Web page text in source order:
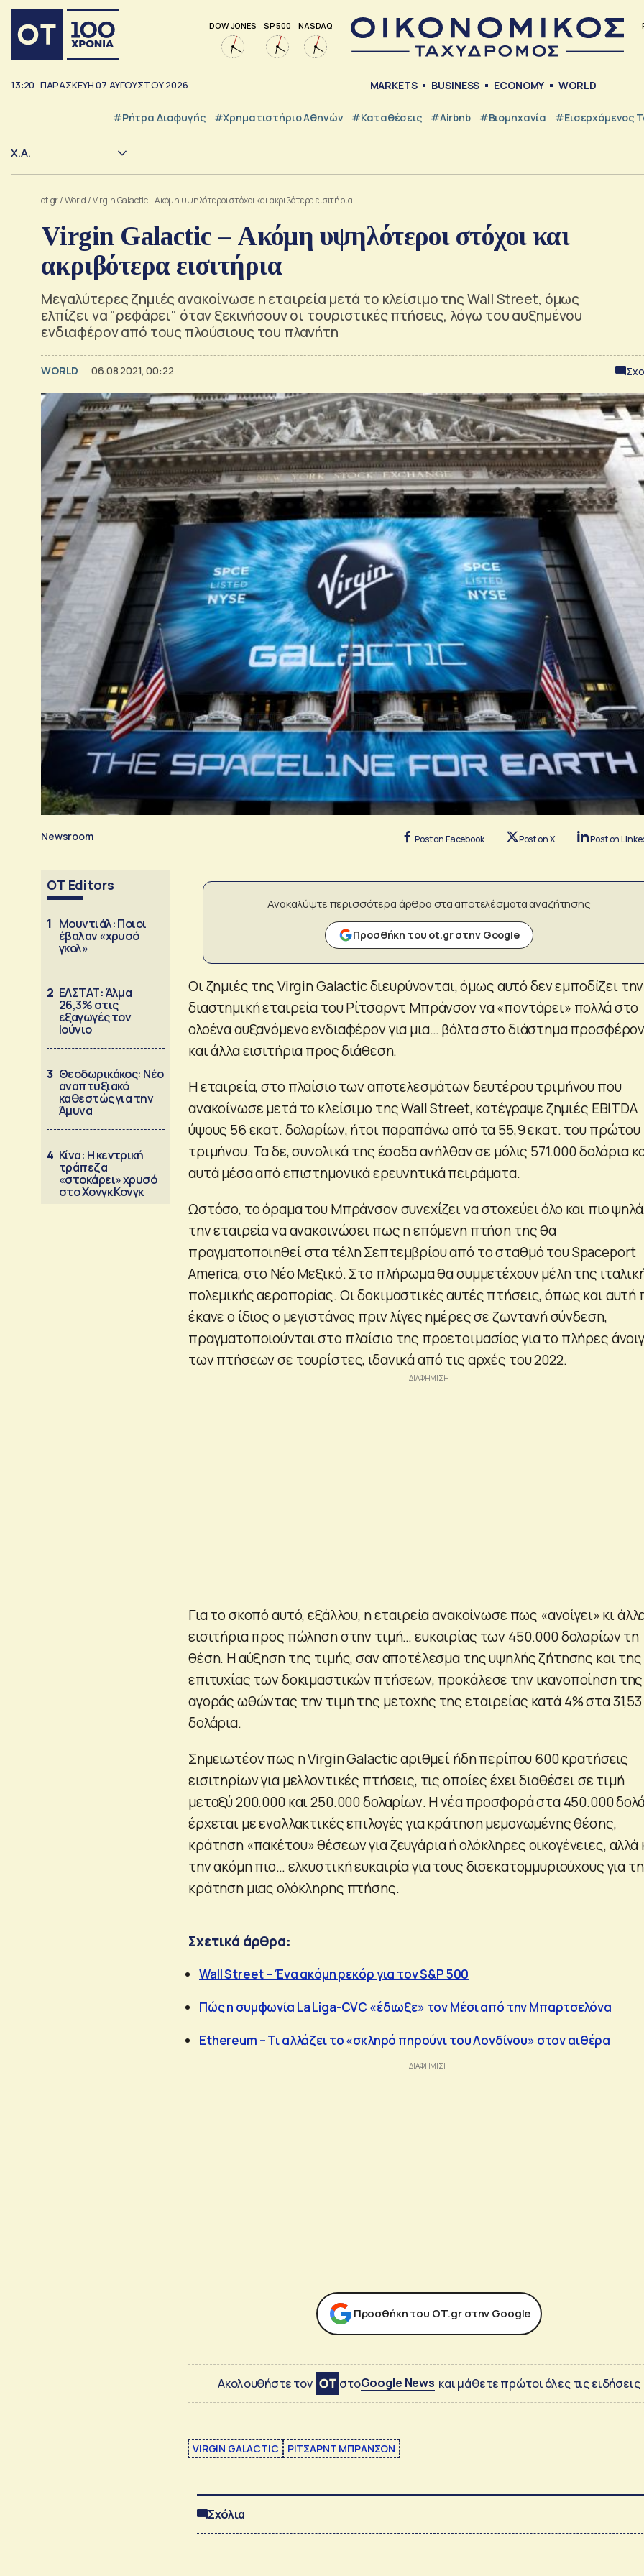
DOW JONES SP 500 NASDAQ
13:20 ΠΑΡΑΣΚΕΥΗ07 ΑΥΓΟΥΣΤΟΥ2026 MARKETS BUSINESS ECONOMY WORLD
#ρήτρα Διαφυγής #Χρηματιστήριο Αθηνών #Καταθέσεις #Airbnb #Βιομηχανία #εισερχόμενος
Χ.Α.
ot.gr/World /Virgin Galactic – Ακόμη υψηλότεροι στόχοι και ακριβότερα εισιτήρια
Virgin Galactic – Ακόμη υψηλότεροι στόχοι και
ακριβότερα εισιτήρια
Μεγαλύτερες ζημιές ανακοίνωσε η εταιρεία μετά το κλείσιμο της Wall Street, όμως
ελπίζει να "ρεφάρει" όταν ξεκινήσουν οι τουριστικές πτήσεις, λόγω του αυξημένου
ενδιαφέρον από τους πλούσιους του πλανήτη
WORLD 06.08.2021, 00:22
Newsroom Post on Facebook Post on X Post on
OT Editors
1 Μουντιάλ: Ποιοι
έβαλαν «χρυσό
γκολ»
2 ΕΛΣΤΑΤ: Άλμα
26,3% στις
εξαγωγές τον
Ιούνιο
3 Θεοδωρικάκος: Νέο
αναπτυξιακό
καθεστώς για την
Άμυνα
4 Κίνα: Η κεντρική
τράπεζα
«στοκάρει» χρυσό
στο Χονγκ Κονγκ
Ανακαλύψτε περισσότερα άρθρα στα αποτελέσματα αναζήτησης
Προσθήκη του ot.gr στην Google
Οι ζημιές της Virgin Galactic διευρύνονται, όμως αυτό δεν εμποδίζει την
διαστημική εταιρεία του Ρίτσαρντ Μπράνσον να «ποντάρει» πολλά στο
ολοένα αυξανόμενο ενδιαφέρον για μια… βόλτα στο διάστημα
και άλλα εισιτήρια προς διάθεση.
Η εταιρεία, στο πλαίσιο των αποτελεσμάτων δευτέρου τριμήνου που
ανακοίνωσε μετά το κλείσιμο της Wall Street, κατέγραψε ζημιές EBITDA
ύψους 56 εκατ. δολαρίων, ήτοι παραπάνω από τα 55,9 εκατ. του πρώτου
τριμήνου. Τα δε, συνολικά της έσοδα ανήλθαν σε μόλις 571.000 δολάρια
αυτά μέσα από επιστημονικά ερευνητικά πειράματα.
Ωστόσο, το όραμα του Μπράνσον συνεχίζει να στοχεύει όλο και πιο
την εταιρεία να ανακοινώσει πως η επόμενη πτήση της θα
πραγματοποιηθεί στα τέλη Σεπτεμβρίου από το σταθμό του Spaceport
America, στο Νέο Μεξικό. Στο πλήρωμα θα συμμετέχουν μέλη της
πολεμικής αεροπορίας. Οι δοκιμαστικές αυτές πτήσεις, όπως και αυτή
έκανε ο ίδιος ο μεγιστάνας πριν λίγες ημέρες σε ζωντανή σύνδεση,
πραγματοποιούνται στο πλαίσιο της προετοιμασίας για το πλήρες
των πτήσεων σε τουρίστες, ιδανικά από τις αρχές του 2022.
Για το σκοπό αυτό, εξάλλου, η εταιρεία ανακοίνωσε πως «ανοίγει» κι
εισιτήρια προς πώληση στην τιμή… ευκαιρίας των 450.000 δολαρίων τη
θέση. Η αύξηση της τιμής, σαν αποτέλεσμα της υψηλής ζήτησης και της
επιτυχίας των δοκιμαστικών πτήσεων, προκάλεσε την ικανοποίηση της
αγοράς ωθώντας την τιμή της μετοχής της εταιρείας κατά 4% στα 31,53
δολάρια.
Σημειωτέον πως η Virgin Galactic αριθμεί ήδη περίπου 600 κρατήσεις
εισιτηρίων για μελλοντικές πτήσεις, τις οποίες έχει διαθέσει σε τιμή
μεταξύ 200.000 και 250.000 δολαρίων. Η νέα προσφορά στα 450.000
έρχεται με εναλλακτικές επιλογές για κράτηση μεμονωμένης θέσης,
κράτηση «πακέτου» θέσεων για ζευγάρια ή ολόκληρες οικογένειες, αλλά
την ακόμη πιο… ελκυστική ευκαιρία για τους δισεκατομμυριούχους για
κράτηση μιας ολόκληρης πτήσης.
Σχετικά άρθρα:
Wall Street – Ένα ακόμη ρεκόρ για τον S&P 500
Πώς η συμφωνία La Liga-CVC «έδιωξε» τον Μέσι από την Μπαρτσελόνα
Ethereum – Τι αλλάζει το «σκληρό πηρούνι του Λονδίνου» στον αιθέρα
Προσθήκη του ΟΤ.gr στην Google
Ακολουθήστε τον στοGoogle News και μάθετε πρώτοι όλες τις ειδήσεις
VIRGIN GALACTIC ΡΙΤΣΑΡΝΤ ΜΠΡΑΝΣΟΝ
Σχόλια